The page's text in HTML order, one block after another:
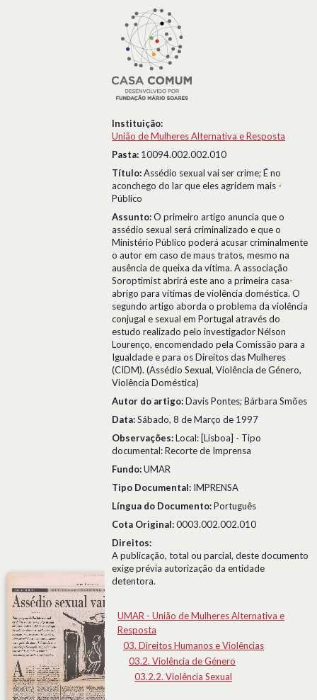
Instituição:
União de Mulheres Alternativa e Resposta
Pasta: 10094.002.002.010
Título:Assédio sexual vai ser crime; É no
aconchego do lar que eles agridem mais -
Público
Assunto:O primeiro artigo anuncia que o
assédio sexual será criminalizado e que o
Ministério Público poderá acusar criminalmente
o autor em caso de maus tratos, mesmo na
ausência de queixa da vítima. A associação
Soroptimist abrirá este ano a primeira casa-
abrigo para vítimas de violência doméstica. O
segundo artigo aborda o problema da violência
conjugal e sexual em Portugal através do
estudo realizado pelo investigador Nélson
Lourenço, encomendado pela Comissão para a
Igualdade e para os Direitos das Mulheres
(CIDM). (Assédio Sexual, Violência de Género,
Violência Doméstica)
Autor do artigo:Davis Pontes; Bárbara Smões
Data:Sábado, 8 de Março de 1997
Observações:Local: [Lisboa] - Tipo
documental: Recorte de Imprensa
Fundo:UMAR
Tipo Documental: IMPRENSA
Língua do Documento:Português
Cota Original:0003.002.002.010
Direitos:
A publicação, total ou parcial, deste documento
exige prévia autorização da entidade
detentora.
UMAR - União de Mulheres Alternativa e
Resposta
03. Direitos Humanos e Violências
03.2. Violência de Género
03.2.2. Violência Sexual